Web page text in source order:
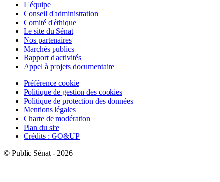
L'équipe
Conseil d'administration
Comité d'éthique
Le site du Sénat
Nos partenaires
Marchés publics
Rapport d'activités
Appel à projets documentaire
Préférence cookie
Politique de gestion des cookies
Politique de protection des données
Mentions légales
Charte de modération
Plan du site
Crédits : GO&UP
© Public Sénat - 2026